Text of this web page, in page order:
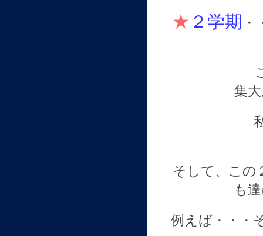
★ ２学期
この時期
集
私達にと
そして、この
も
例えば・・・